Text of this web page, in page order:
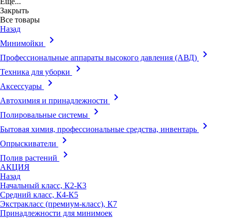
Закрыть
Все товары
Назад
Минимойки
keyboard_arrow_right
Профессиональные аппараты высокого давления (АВД) keyboard_arrow_right
Техника для уборки keyboard_arrow_right
Аксессуары keyboard_arrow_right
Автохимия и принадлежности keyboard_arrow_right
Полировальные системы keyboard_arrow_right
Бытовая химия, профессиональные средства, инвентарь keyboard_arrow_right
Опрыскиватели keyboard_arrow_right
Полив растений keyboard_arrow_right
АКЦИЯ
Назад
Начальный класс, К2-К3
Средний класс, К4-К5
Экстракласс (премиум-класс), К7
Принадлежности для минимоек